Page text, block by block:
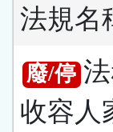
法規名
廢/停
收容人